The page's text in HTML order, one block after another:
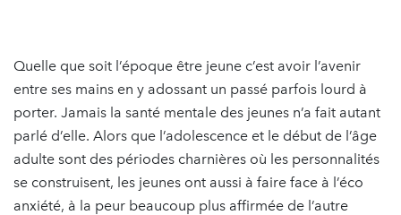
Quelle que soit l’époque être jeune c’est avoir l’avenir
entre ses mains en y adossant un passé parfois lourd à
porter. Jamais la santé mentale des jeunes n’a fait autant
parlé d’elle. Alors que l’adolescence et le début de l’âge
adulte sont des périodes charnières où les personnalités
se construisent, les jeunes ont aussi à faire face à l’éco
anxiété, à la peur beaucoup plus affirmée de l’autre